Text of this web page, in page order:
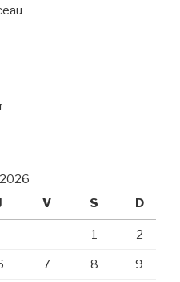
V S D
1 2
7 8 9